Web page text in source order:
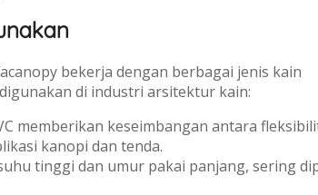
bekerja dengan berbagai jenis kain
di industri arsitektur kain:
memberikan keseimbangan antara
kanopi dan tenda.
tinggi dan umur pakai panjang, sering